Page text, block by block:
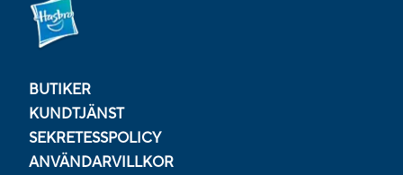
BUTIKER
KUNDTJÄNST
SEKRETESSPOLICY
ANVÄNDARVILLKOR